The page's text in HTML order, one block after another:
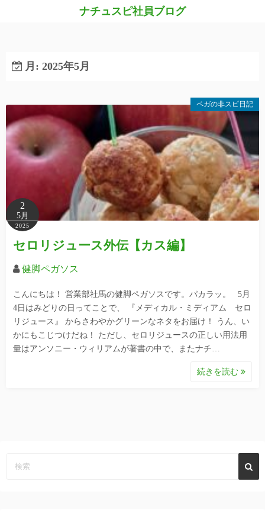
ッ
プ
ナチュスピ社員ブログ
月: 2025年5月
ペガの非スピ日記
2
5月
2025
セロリジュース外伝【カス編】
健脚ペガソス
こんにちは！ 営業部社馬の健脚ペガソスです。パカラッ。 5月
4日はみどりの日ってことで、 『メディカル・ミディアム セロ
リジュース』 からさわやかグリーンなネタをお届け！ うん、い
かにもこじつけだね！ ただし、セロリジュースの正しい用法用
量はアンソニー・ウィリアムが著書の中で、またナチ…
続きを読む